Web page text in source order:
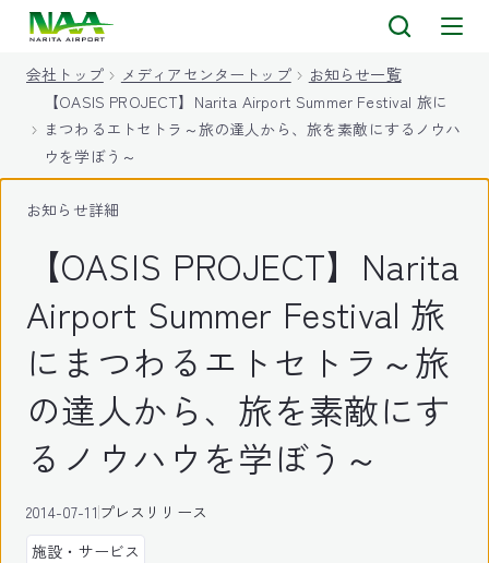
会社トップ メディアセンタートップ
お知らせ一覧
【OASIS PROJECT】Narita Airport Summer Festival 旅に
まつわるエトセトラ～旅の達人から、旅を素敵にするノウハ
ウを学ぼう～
お知らせ詳細
【OASIS PROJECT】Narita
Airport Summer Festival 旅
にまつわるエトセトラ～旅
の達人から、旅を素敵にす
るノウハウを学ぼう～
2014-07-11プレスリリース
施設・サービス